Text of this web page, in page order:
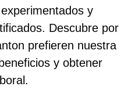
y
Descubre por
prefieren nuestra
y obtener